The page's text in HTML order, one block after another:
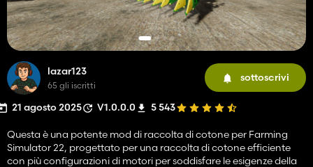
lazar123
65 gli iscritti
sottoscrivi
21 agosto 2025 V1.0.0.0 5 543
Questa è una potente mod di raccolta di cotone per Farming
Simulator 22, progettato per una raccolta di cotone efficiente
con più configurazioni di motori per soddisfare le esigenze della